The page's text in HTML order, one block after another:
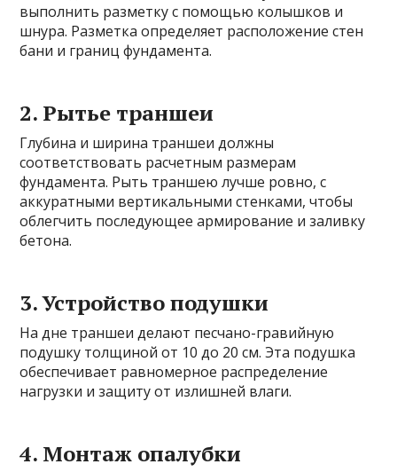
выполнить разметку с помощью колышков и
шнура. Разметка определяет расположение стен
бани и границ фундамента.
2. Рытье траншеи
Глубина и ширина траншеи должны
соответствовать расчетным размерам
фундамента. Рыть траншею лучше ровно, с
аккуратными вертикальными стенками, чтобы
облегчить последующее армирование и заливку
бетона.
3. Устройство подушки
На дне траншеи делают песчано-гравийную
подушку толщиной от 10 до 20 см. Эта подушка
обеспечивает равномерное распределение
нагрузки и защиту от излишней влаги.
4. Монтаж опалубки